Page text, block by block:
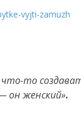
vyjti-zamuzh
то
он женский».